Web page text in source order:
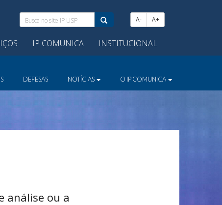
Busca
no
site
IP
A- A+
IP COMUNICA INSTITUCIONAL
DEFESAS NOTÍCIAS O IP COMUNICA
análise ou a